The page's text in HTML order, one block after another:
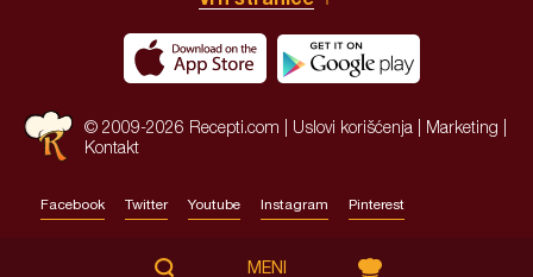
© 2009-2026 Recepti.com | Uslovi korišćenja Marketing
Kontakt
Facebook Twitter Youtube Instagram Pinterest